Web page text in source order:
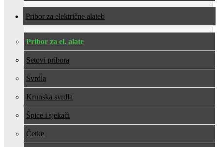
Pribor za električne alate
Pribor za el. alate
Setovi pribora
Svrdla
Krunska svrdla
Špice i sjekači
Četke